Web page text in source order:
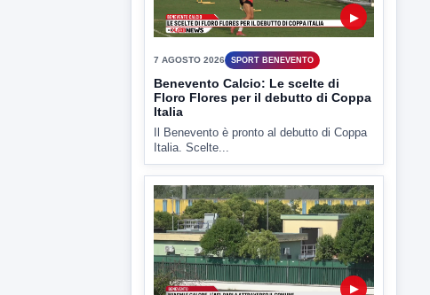
ULTIMI VIDEO